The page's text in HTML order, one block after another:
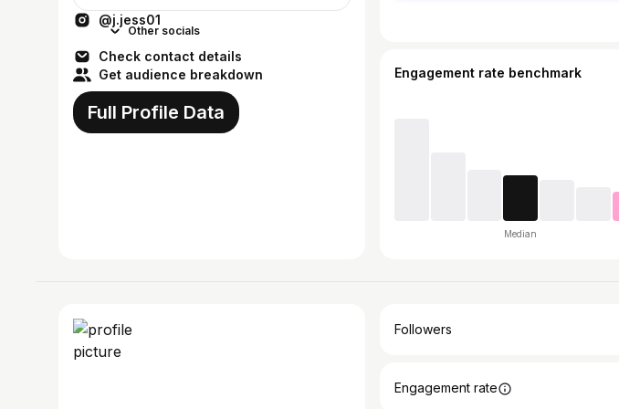
@j.jess01
Other socials
Check contact details
Get audience breakdown
Full Profile Data
Engagement rate benchmark
Median
Followers
Engagement rate